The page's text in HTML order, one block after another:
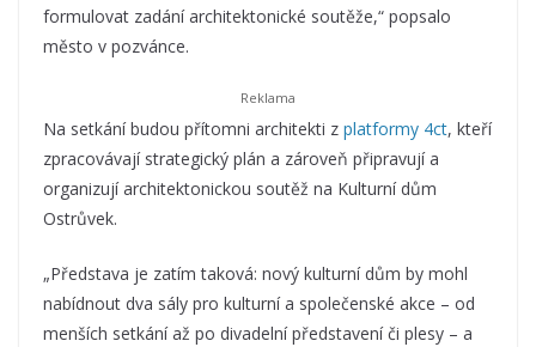
formulovat zadání architektonické soutěže,“ popsalo
město v pozvánce.
Na setkání budou přítomni architekti z platformy 4ct, kteří
zpracovávají strategický plán a zároveň připravují a
organizují architektonickou soutěž na Kulturní dům
Ostrůvek.
„Představa je zatím taková: nový kulturní dům by mohl
nabídnout dva sály pro kulturní a společenské akce – od
menších setkání až po divadelní představení či plesy – a